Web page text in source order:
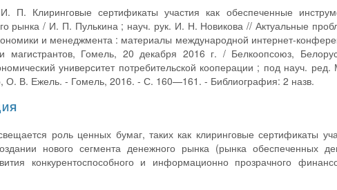
П. Клиринговые сертификаты участия как обеспеченные
рынка / И. П. Пулькина ; науч. рук. И. Н. Новикова // Актуальные
и менеджмента : материалы международной интернет-
магистрантов, Гомель, 20 декабря 2016 г. / Белкоопсоюз,
университет потребительской кооперации ; под науч.
О. В. Ежель. - Гомель, 2016. - С. 160—161. - Библиография: 2 назв.
роль ценных бумаг, таких как клиринговые сертификаты
нового сегмента денежного рынка (рынка обеспеченных
конкурентоспособного и информационно прозрачного